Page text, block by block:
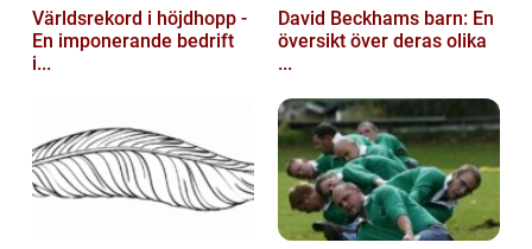
Världsrekord i höjdhopp -
En imponerande bedrift
i...
David Beckhams barn: En
översikt över deras olika
...